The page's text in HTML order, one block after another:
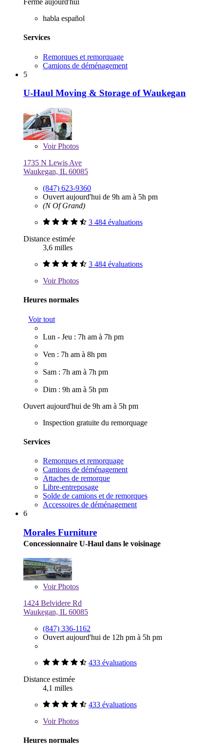
Fermé aujourd'hui
habla español
Services
Remorques et remorquage
Camions de déménagement
5
U-Haul Moving & Storage of Waukegan
VoirPhotos
1735 N Lewis Ave
Waukegan, IL 60085
(847) 623-9360
Ouvert aujourd'hui de 9h am à 5h pm
(N Of Grand)
3 484 évaluations
Distance estimée
3,6 milles
3 484 évaluations
VoirPhotos
Heures normales
Voir tout
Lun - Jeu : 7h am à 7h pm
Ven : 7h am à 8h pm
Sam : 7h am à 7h pm
Dim : 9h am à 5h pm
Ouvert aujourd'hui de 9h am à 5h pm
Inspection gratuite du remorquage
Services
Remorques et remorquage
Camions de déménagement
Attaches de remorque
Libre-entreposage
Solde de camions et de remorques
Accessoires de déménagement
6
Morales Furniture
Concessionnaire U-Haul dans le voisinage
VoirPhotos
1424 Belvidere Rd
Waukegan, IL 60085
(847) 336-1162
Ouvert aujourd'hui de 12h pm à 5h pm
433 évaluations
Distance estimée
4,1 milles
433 évaluations
VoirPhotos
Heures normales